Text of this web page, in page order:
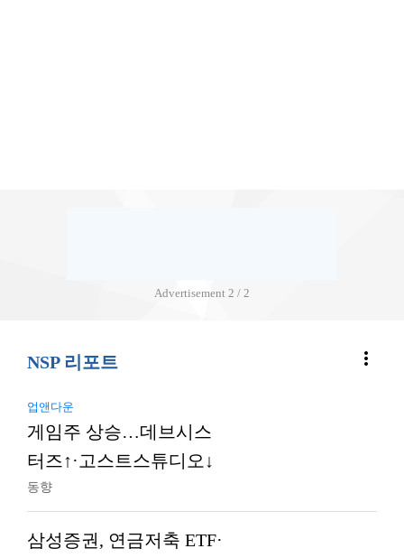
Advertisement 2 / 2
NSP 리포트 more_vert
업앤다운
게임주 상승…데브시스
터즈↑·고스트스튜디오↓
동향
삼성증권, 연금저축 ETF·